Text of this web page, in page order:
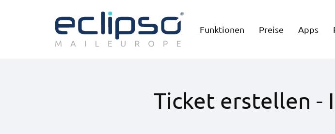
Funktionen Preise Apps
Ticket erstellen -